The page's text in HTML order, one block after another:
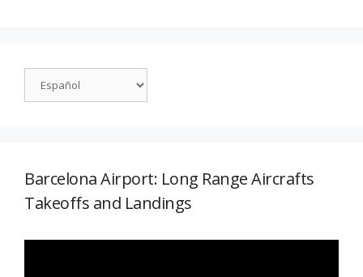
Barcelona Airport: Long Range Aircrafts
Takeoffs and Landings